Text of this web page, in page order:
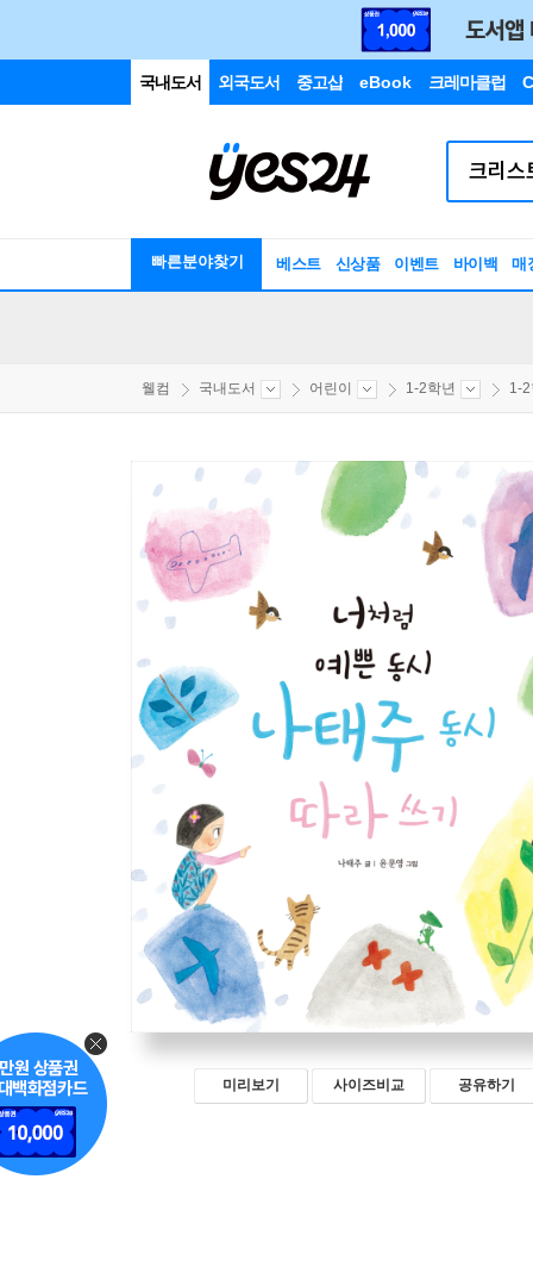
국내도서 외국도서 중고샵 eBook 크레마클럽
빠른분야찾기 베스트 신상품 이벤트 바이백 매
웰컴 국내도서 어린이 1-2학년 1-
미리보기 사이즈비교 공유하기